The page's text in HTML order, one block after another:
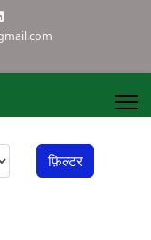
फ़िल्टर